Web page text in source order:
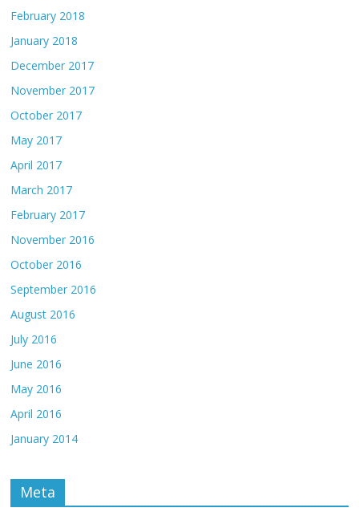
February 2018
January 2018
December 2017
November 2017
October 2017
May 2017
April 2017
March 2017
February 2017
November 2016
October 2016
September 2016
August 2016
July 2016
June 2016
May 2016
April 2016
January 2014
Meta